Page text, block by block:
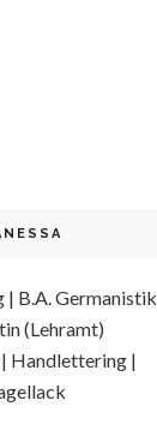
| B.A. Germanistik
(Lehramt)
Handlettering |